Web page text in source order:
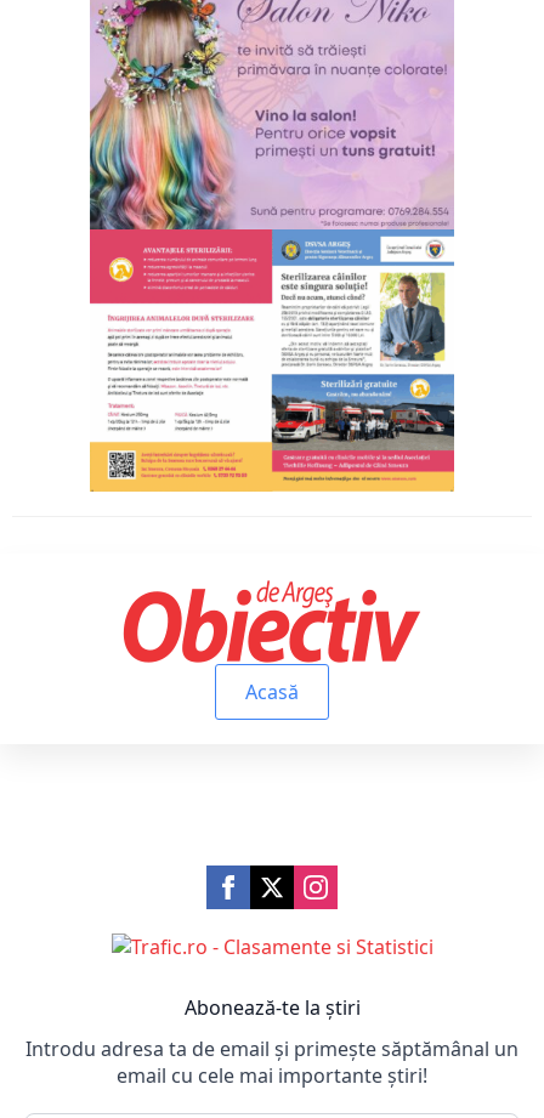
Acasă
Abonează-te la știri
Introdu adresa ta de email și primește săptămânal un
email cu cele mai importante știri!